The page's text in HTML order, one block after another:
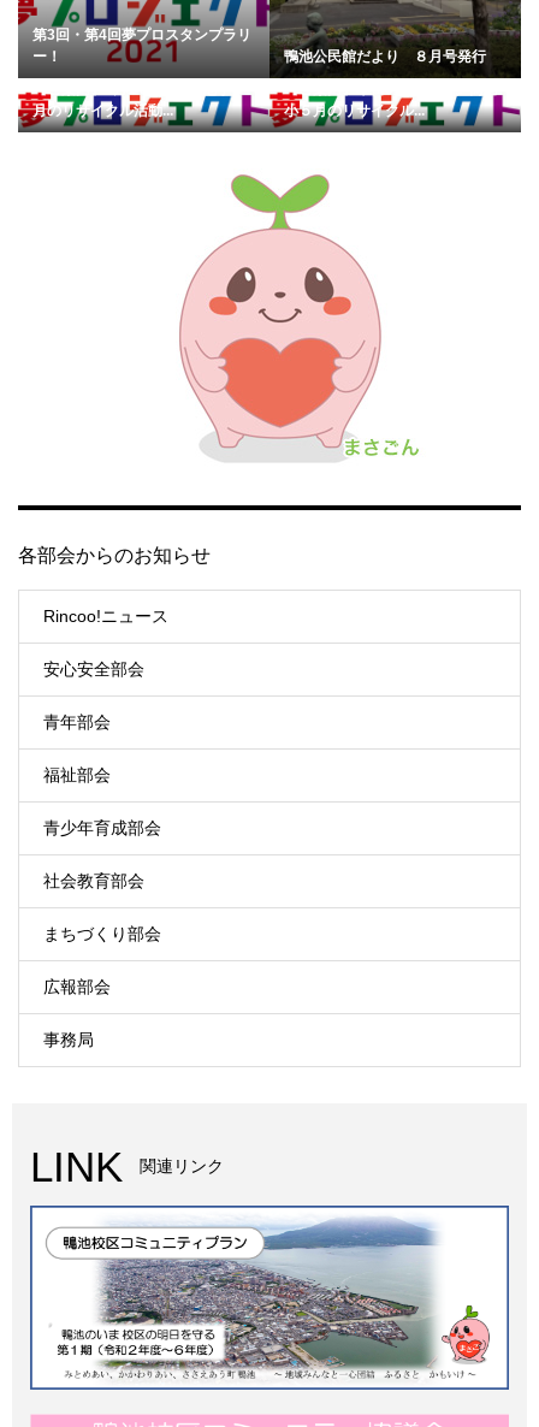
第3回・第4回夢プロスタンプラリ
ー！
鴨池公民館だより ８月号発行
【ご案内】4月14日は、鴨池小４
月のリサイクル活動...
【ご案内】本日5月15日は、鴨池
小５月のリサイクル...
各部会からのお知らせ
Rincoo!ニュース
安心安全部会
青年部会
福祉部会
青少年育成部会
社会教育部会
まちづくり部会
広報部会
事務局
LINK 関連リンク